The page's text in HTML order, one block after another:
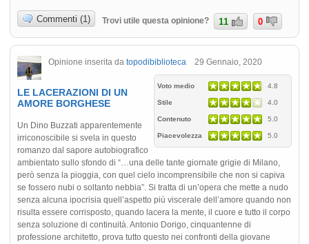
Commenti (1) Trovi utile questa opinione? 11 0
Opinione inserita da topodibiblioteca 29 Gennaio, 2020
Voto medio 4.8
Stile 4.0
Contenuto 5.0
Piacevolezza 5.0
LE LACERAZIONI DI UN
AMORE BORGHESE
Un Dino Buzzati apparentemente
irriconoscibile si svela in questo
romanzo dal sapore autobiografico
ambientato sullo sfondo di “…una delle tante giornate grigie di Milano,
però senza la pioggia, con quel cielo incomprensibile che non si capiva
se fossero nubi o soltanto nebbia”. Si tratta di un’opera che mette a nudo
senza alcuna ipocrisia quell’aspetto più viscerale dell’amore quando non
risulta essere corrisposto, quando lacera la mente, il cuore e tutto il corpo
senza soluzione di continuità. Antonio Dorigo, cinquantenne di
professione architetto, prova tutto questo nei confronti della giovane